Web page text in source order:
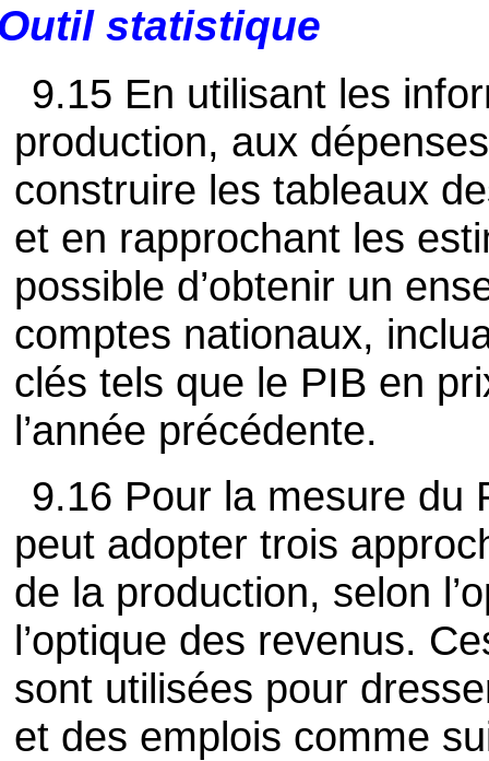
statistique
9.15 En utilisant les
production, aux
construire les tableaux
et en rapprochant les
possible d’obtenir un
comptes nationaux,
clés tels que le PIB en
l’année précédente.
9.16 Pour la mesure du
peut adopter trois
de la production, selon
l’optique des revenus.
sont utilisées pour
et des emplois comme